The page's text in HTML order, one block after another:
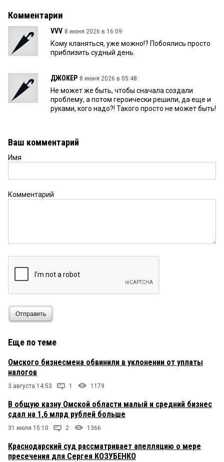
Комментарии
VVV 8 июня 2026 в 16:09:
Кому кланяться, уже можно!? Побоялись просто
приблизить судный день.
ДЖОКЕР 8 июня 2026 в 05:48:
Не может же быть, чтобы сначала создали
проблему, а потом героически решили, да еще и
руками, кого надо?! Такого просто не может быть!
Ваш комментарий
Имя
Комментарий
Отправить
Еще по теме
Омского бизнесмена обвинили в уклонении от уплаты
налогов
3 августа 14:53 1 1179
В общую казну Омской области малый и средний бизнес
сдал на 1,6 млрд рублей больше
31 июля 15:10 2 1366
Краснодарский суд рассматривает апелляцию о мере
пресечения для Сергея КОЗУБЕНКО